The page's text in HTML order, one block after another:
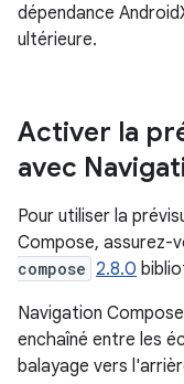
dépendance
ultérieure.
Activer la
avec
Pour utiliser la
Compose, assurez-
compose 2.8.0
Navigation
enchaîné entre les
balayage vers